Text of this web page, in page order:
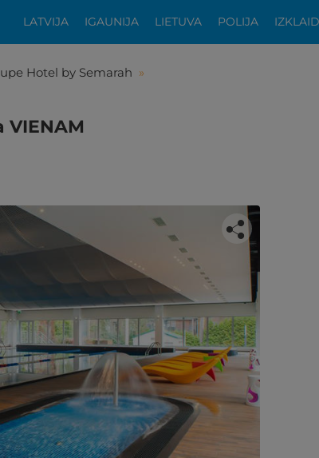
LATVIJA IGAUNIJA LIETUVA POLIJA
Hotel by Semarah »
piedāvājums?
atlikuši tikai daži soļi
PĒRKU